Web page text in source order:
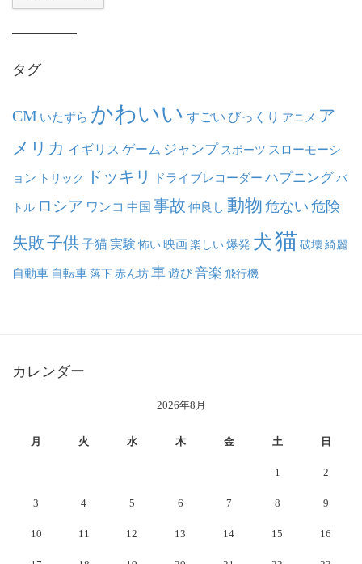
タグ
CM いたずら かわいい すごい びっくり アニメ ア
メリカ イギリス ゲーム ジャンプ スポーツ スローモーシ
ョン トリック ドッキリ ドライブレコーダー ハプニング バ
トル ロシア ワンコ 中国 事故 仲良し 動物 危ない 危険
失敗子供子猫実験 怖い映画楽しい爆発 犬猫 破壊綺麗
自動車 自転車落下赤ん坊車遊び音楽 飛行機
カレンダー
2026年8月
月 火 水 木 金 土 日
1 2
3 4 5 6 7 8 9
10 11 12 13 14 15 16